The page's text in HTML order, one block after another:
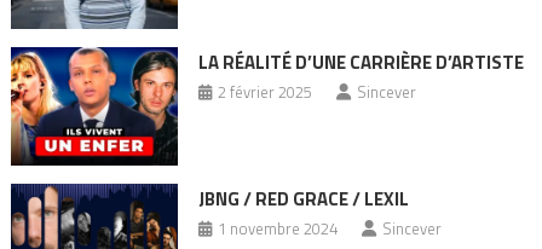
LA RÉALITÉ D’UNE CARRIÈRE D’ARTISTE
2 février 2025 Sincever
JBNG / RED GRACE / LEXIL
1 novembre 2024 Sincever